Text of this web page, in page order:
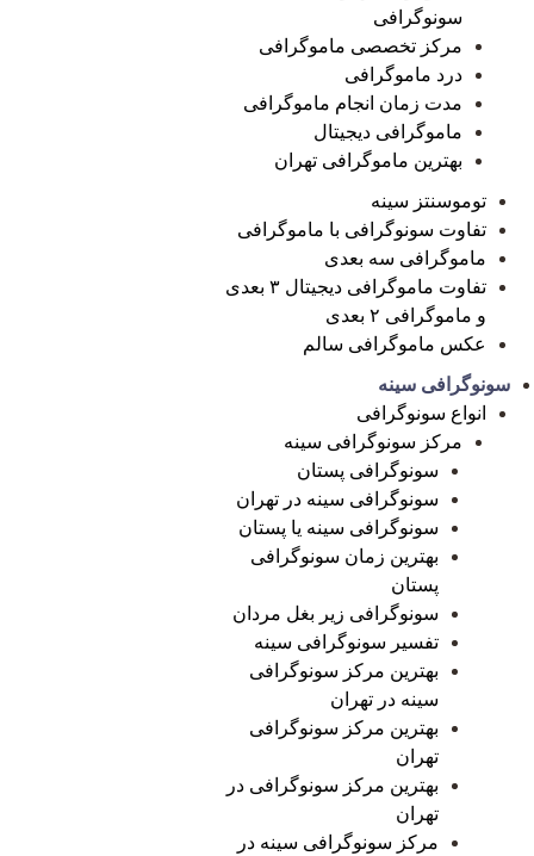
سونوگرافی
مرکز تخصصی ماموگرافی
درد ماموگرافی
مدت زمان انجام ماموگرافی
ماموگرافی دیجیتال
بهترین ماموگرافی تهران
توموسنتز سینه
تفاوت سونوگرافی با ماموگرافی
ماموگرافی سه بعدی
تفاوت ماموگرافی دیجیتال ۳ بعدی
و ماموگرافی ۲ بعدی
عکس ماموگرافی سالم
سونوگرافی سینه
انواع سونوگرافی
مرکز سونوگرافی سینه
سونوگرافی پستان
سونوگرافی سینه در تهران
سونوگرافی سینه یا پستان
بهترین زمان سونوگرافی
پستان
سونوگرافی زیر بغل مردان
تفسیر سونوگرافی سینه
بهترین مرکز سونوگرافی
سینه در تهران
بهترین مرکز سونوگرافی
تهران
بهترین مرکز سونوگرافی در
تهران
مرکز سونوگرافی سینه در